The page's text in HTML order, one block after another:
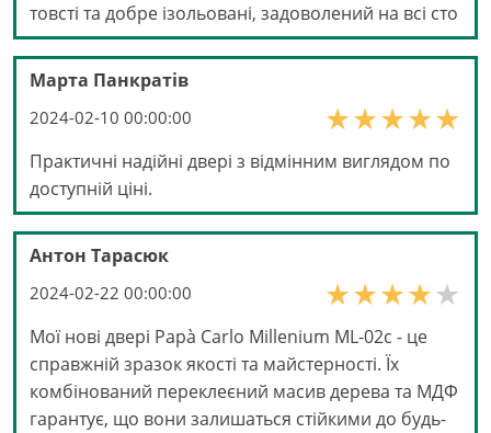
товсті та добре ізольовані, задоволений на всі сто
Марта Панкратів
2024-02-10 00:00:00
Практичні надійні двері з відмінним виглядом по
доступній ціні.
Антон Тарасюк
2024-02-22 00:00:00
Мої нові двері Papà Carlo Millenium ML-02с - це
справжній зразок якості та майстерності. Їх
комбінований переклеєний масив дерева та МДФ
гарантує, що вони залишаться стійкими до будь-